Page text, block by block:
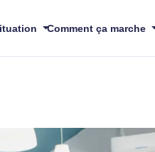
Comment ça marche